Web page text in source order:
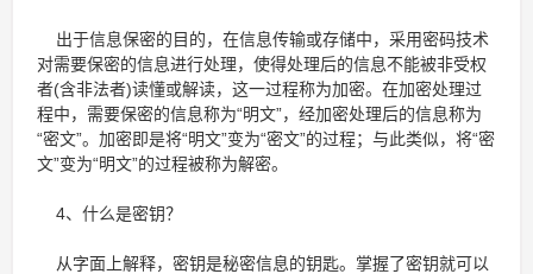
出于信息保密的目的，在信息传输或存储中，采用密码技术
对需要保密的信息进行处理，使得处理后的信息不能被非受权
者(含非法者)读懂或解读，这一过程称为加密。在加密处理过
程中，需要保密的信息称为“明文”，经加密处理后的信息称为
“密文”。加密即是将“明文”变为“密文”的过程；与此类似，将“密
文”变为“明文”的过程被称为解密。
4、什么是密钥？
从字面上解释，密钥是秘密信息的钥匙。掌握了密钥就可以